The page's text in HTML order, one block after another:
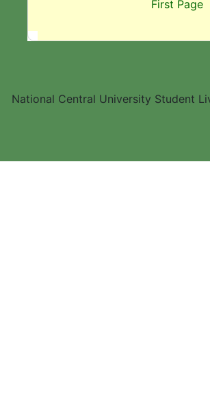
First Page
National Central University Student